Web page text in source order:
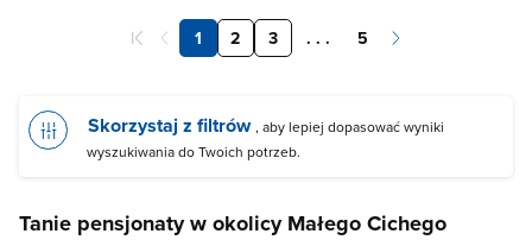
1 2 3 . . . 5
Skorzystaj z filtrów , aby lepiej dopasować wyniki
wyszukiwania do Twoich potrzeb.
Tanie pensjonaty w okolicy Małego Cichego